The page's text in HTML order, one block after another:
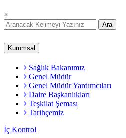
×
Ara
Kurumsal
Sağlık Bakanımız
Genel Müdür
Genel Müdür Yardımcıları
Daire Başkanlıkları
Teşkilat Şeması
Tarihçemiz
İç Kontrol